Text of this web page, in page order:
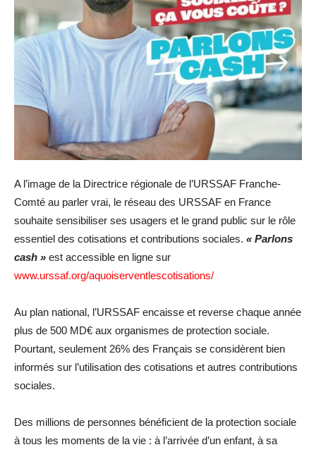
A l’image de la Directrice régionale de l’URSSAF Franche-
Comté au parler vrai, le réseau des URSSAF en France
souhaite sensibiliser ses usagers et le grand public sur le rôle
essentiel des cotisations et contributions sociales. « Parlons
cash » est accessible en ligne sur
www.urssaf.org/aquoiserventlescotisations/
Au plan national, l’URSSAF encaisse et reverse chaque année
plus de 500 MD€ aux organismes de protection sociale.
Pourtant, seulement 26% des Français se considèrent bien
informés sur l’utilisation des cotisations et autres contributions
sociales.
Des millions de personnes bénéficient de la protection sociale
à tous les moments de la vie : à l’arrivée d’un enfant, à sa